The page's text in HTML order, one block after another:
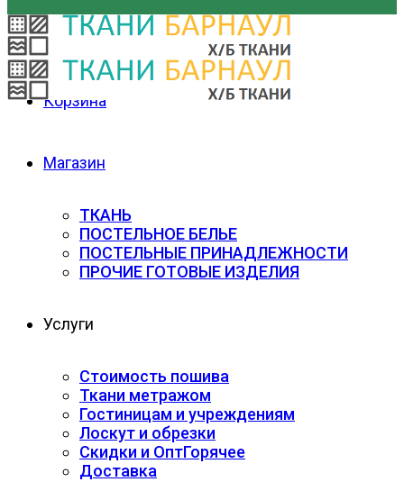
Мой личный кабинет
Главная
Корзина
Магазин
ТКАНЬ
ПОСТЕЛЬНОЕ БЕЛЬЕ
ПОСТЕЛЬНЫЕ ПРИНАДЛЕЖНОСТИ
ПРОЧИЕ ГОТОВЫЕ ИЗДЕЛИЯ
Услуги
Стоимость пошива
Ткани метражом
Гостиницам и учреждениям
Лоскут и обрезки
Скидки и ОптГорячее
Доставка